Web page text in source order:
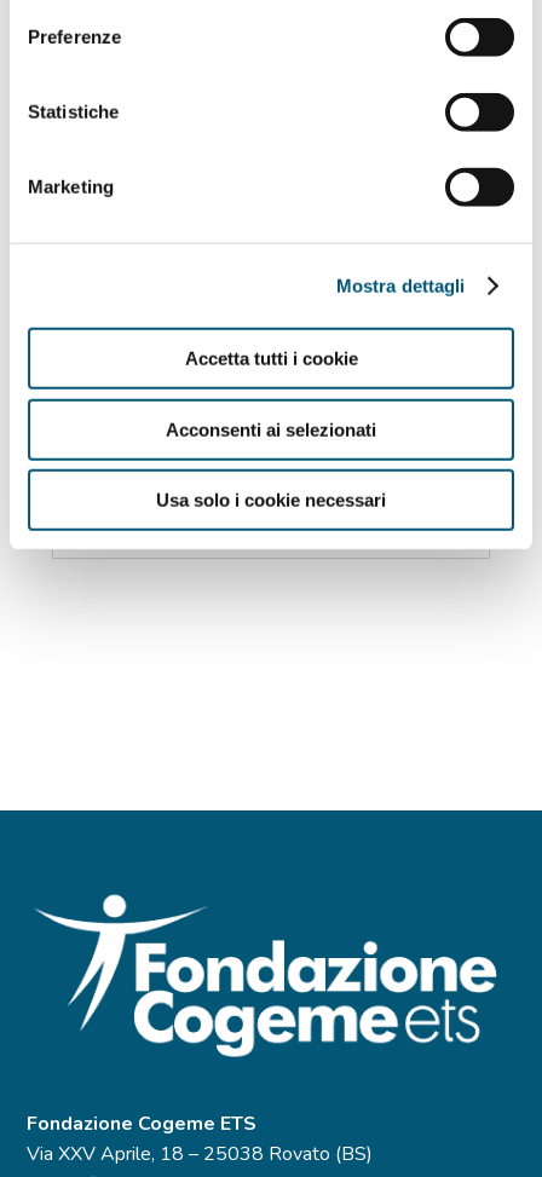
Preferenze
Statistiche
Marketing
Mostra dettagli
Accetta tutti i cookie
Acconsenti ai selezionati
Usa solo i cookie necessari
essere presentata entro le ore 13:00 del
Archivio Premio tesi di laurea e dottorato
2023
2022
2021
Fondazione Cogeme ETS
Via XXV Aprile, 18 – 25038 Rovato (BS)